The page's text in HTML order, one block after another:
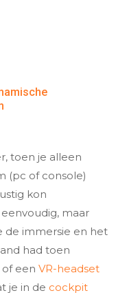
toen je alleen
(pc of console)
kon
maar
de immersie en het
had toen
of eenVR-headset
je in de cockpit